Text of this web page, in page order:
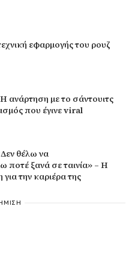
εφαρμογής του ρουζ
με το σάντουιτς
που έγινε viral
θέλω να
ξανά σε ταινία» – Η
την καριέρα της